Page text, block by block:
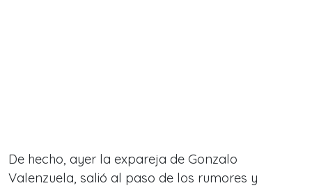
De hecho, ayer la expareja de Gonzalo
Valenzuela, salió al paso de los rumores y